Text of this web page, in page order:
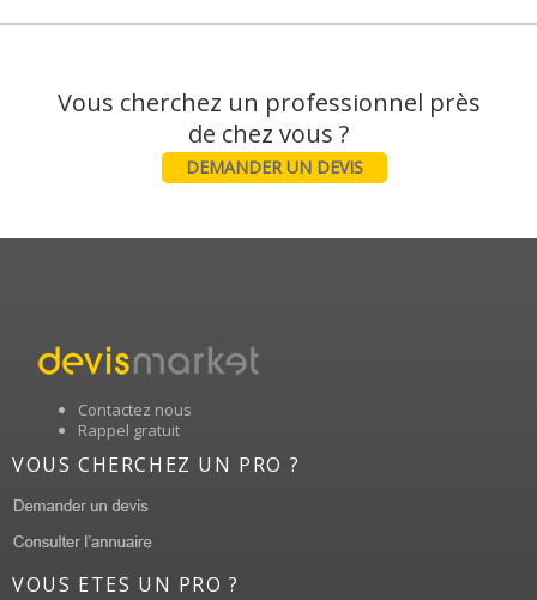
Vous cherchez un professionnel près
DEMANDER UN DEVIS
Contactez nous
Rappel gratuit
VOUS CHERCHEZ UN PRO ?
VOUS ETES UN PRO ?